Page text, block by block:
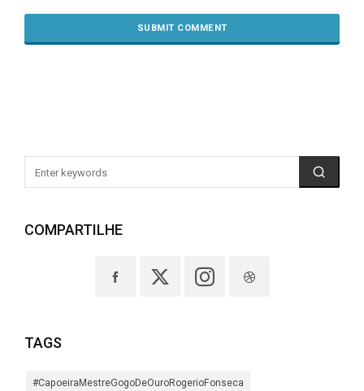
COMPARTILHE
TAGS
#CapoeiraMestreGogoDeOuroRogerioFonseca